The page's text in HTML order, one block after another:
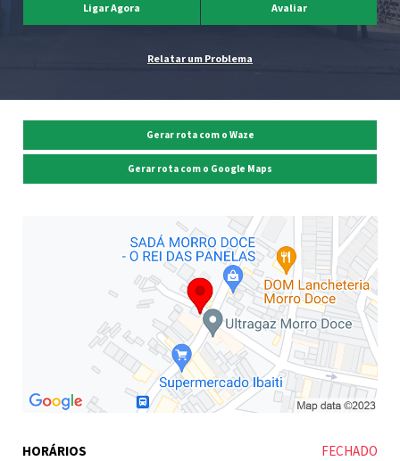
Ligar Agora Avaliar
Relatar um Problema
Gerar rota com o Waze
Gerar rota com o Google Maps
HORÁRIOS FECHADO